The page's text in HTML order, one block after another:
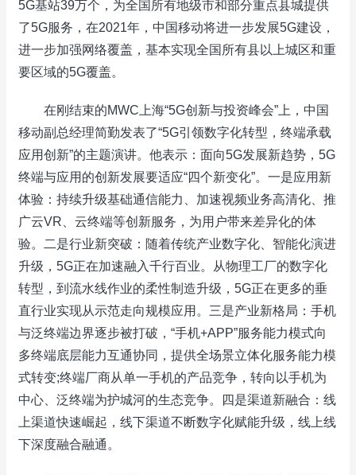
5G基站39万个，为全国所有地级市和部分重点县城提供
了5G服务，在2021年，中国移动将进一步发展5G建设，
进一步加强网络覆盖，基本实现全国所有县以上城区和重
要区域的5G覆盖。
在刚结束的MWC上海“5G创新与投资峰会”上，中国
移动副总经理简勤发表了“5G引领数字化转型，终端承载
应用创新”的主题演讲。他表示：面向5G发展新趋势，5G
终端与应用的创新发展要适应“四个新变化”。一是应用新
体验：持续升级基础通信能力、加速视频业务高清化、推
广云VR、云终端等创新服务，为用户带来差异化的体
验。二是行业新突破：随着传统产业数字化、智能化演进
升级，5G正在加速融入千行百业。从物理工厂的数字化
转型，到流水线作业的柔性制造升级，5G正在更多的垂
直行业实现从示范走向规模应用。三是产业新格局：手机
与泛终端边界逐步被打破，“手机+APP”服务能力模式向
多终端底层能力互通协同，提供全场景立体化服务能力模
式转变;终端厂商从单一手机的产品竞争，转向以手机为
中心、泛终端为护城河的生态竞争。四是渠道新融合：线
上渠道快速崛起，线下渠道不断数字化赋能升级，线上线
下深度融合融通。